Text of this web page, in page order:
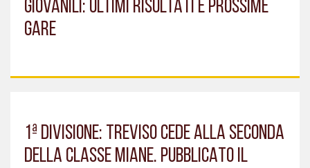
GIOVANILI: ULTIMI RISULTATI E PROSSIME
GARE
1ª DIVISIONE: TREVISO CEDE ALLA SECONDA
DELLA CLASSE MIANE. PUBBLICATO IL